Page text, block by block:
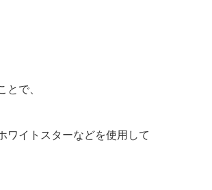
で、
ワイトスターなどを使用して